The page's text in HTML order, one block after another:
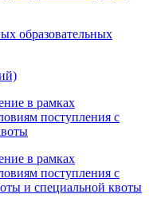
образовательных
в рамках
поступления с
в рамках
поступления с
и специальной квоты